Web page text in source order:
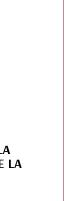
LA